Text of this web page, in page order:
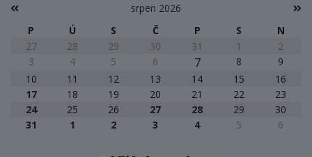
srpen 2026
P
Ú S Č P S
N
27
28 29 30 31 1
2
3
4 5 6 7 8
9
10
11 12 13 14 15
16
17
18 19 20 21 22
23
24
25 26 27 28 29
30
31
1 2 3 4 5 6